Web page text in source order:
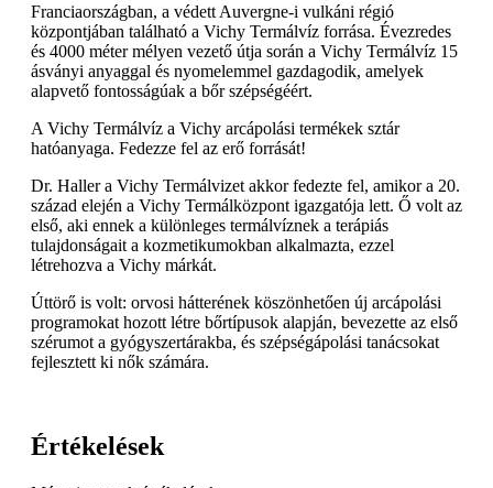
Franciaországban, a védett Auvergne-i vulkáni régió
központjában található a Vichy Termálvíz forrása. Évezredes
és 4000 méter mélyen vezető útja során a Vichy Termálvíz 15
ásványi anyaggal és nyomelemmel gazdagodik, amelyek
alapvető fontosságúak a bőr szépségéért.
A Vichy Termálvíz a Vichy arcápolási termékek sztár
hatóanyaga. Fedezze fel az erő forrását!
Dr. Haller a Vichy Termálvizet akkor fedezte fel, amikor a 20.
század elején a Vichy Termálközpont igazgatója lett. Ő volt az
első, aki ennek a különleges termálvíznek a terápiás
tulajdonságait a kozmetikumokban alkalmazta, ezzel
létrehozva a Vichy márkát.
Úttörő is volt: orvosi hátterének köszönhetően új arcápolási
programokat hozott létre bőrtípusok alapján, bevezette az első
szérumot a gyógyszertárakba, és szépségápolási tanácsokat
fejlesztett ki nők számára.
Értékelések